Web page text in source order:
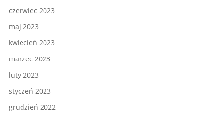
czerwiec 2023
maj 2023
kwiecień 2023
marzec 2023
luty 2023
styczeń 2023
grudzień 2022